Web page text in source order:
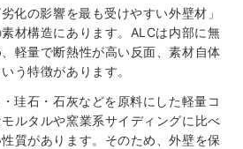
化の影響を最も受けやすい外壁材」
材構造にあります。ALCは内部に無
軽量で断熱性が高い反面、素材自体
う特徴があります。
珪石・石灰などを原料にした軽量コ
ルタルや窯業系サイディングに比べ
質があります。そのため、外壁を保